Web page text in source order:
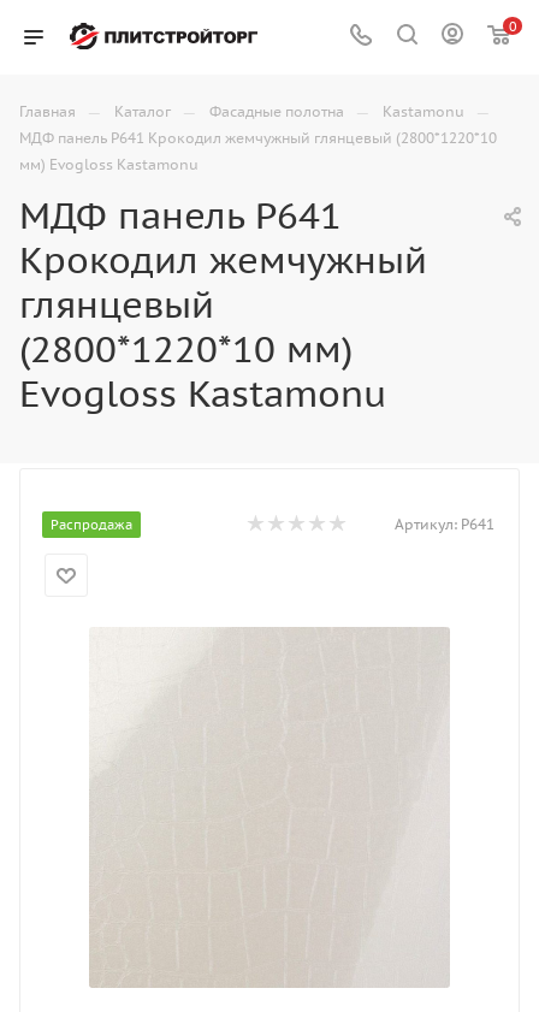
0
Главная — Каталог — Фасадные полотна — Kastamonu —
МДФ панель P641 Крокодил жемчужный глянцевый (2800*1220*10
мм) Evogloss Kastamonu
МДФ панель P641
Крокодил жемчужный
глянцевый
(2800*1220*10 мм)
Evogloss Kastamonu
Распродажа Артикул: Р641